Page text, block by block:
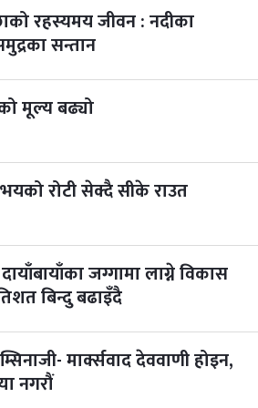
22, 2027
७ महिना बाँकी
रहस्यमय जीवन : नदीका
सन्तान
मूल्य बढ्यो
रोटी सेक्दै सीके राउत
जग्गामा लाग्ने विकास
बिन्दु बढाइँदै
मार्क्सवाद देववाणी होइन,
नगरौं